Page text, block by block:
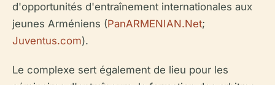
d'opportunités d'entraînement internationales aux
jeunes Arméniens (PanARMENIAN.Net;
Juventus.com).
Le complexe sert également de lieu pour les